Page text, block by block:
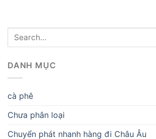
DANH MỤC
cà phê
Chưa phân loại
Chuyển phát nhanh hàng đi Châu Âu